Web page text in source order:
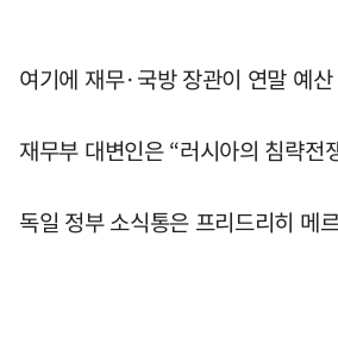
여기에 재무·국방 장관이 연말 예
재무부 대변인은 “러시아의 침략
독일 정부 소식통은 프리드리히 메